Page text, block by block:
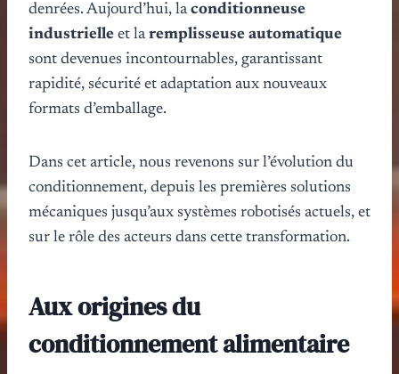
denrées. Aujourd’hui, laconditionneuse
industrielle et laremplisseuse automatique
sont devenues incontournables, garantissant
rapidité, sécurité et adaptation aux nouveaux
formats d’emballage.
Dans cet article, nous revenons sur l’évolution du
conditionnement, depuis les premières solutions
mécaniques jusqu’aux systèmes robotisés actuels, et
sur le rôle des acteurs dans cette transformation.
Aux origines du
conditionnement alimentaire